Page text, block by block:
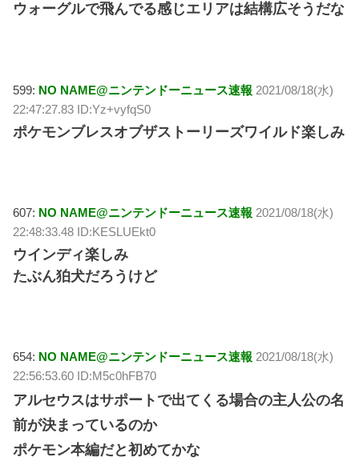
ウォーグルで飛んでる感じエリアは結構広そうだな
599: NO NAME@ニンテンドーニュース速報 2021/08/18(水)
22:47:27.83 ID:Yz+vyfqS0
ポケモンブレスオブザストーリーズワイルド楽しみ
607: NO NAME@ニンテンドーニュース速報 2021/08/18(水)
22:48:33.48 ID:KESLUEkt0
ウインディ楽しみ
たぶん狛犬だろうけど
654: NO NAME@ニンテンドーニュース速報 2021/08/18(水)
22:56:53.60 ID:M5c0hFB70
アルセウスはサポートで出てくる場合の主人公の名
前が決まっているのか
ポケモン本編だと初めてかな